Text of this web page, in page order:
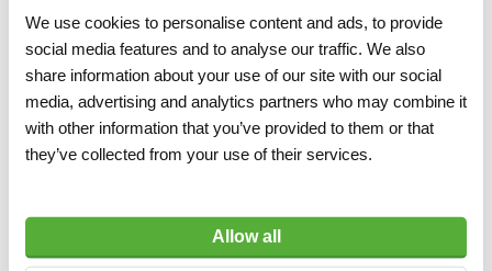
We use cookies to personalise content and ads, to provide
social media features and to analyse our traffic. We also
share information about your use of our site with our social
media, advertising and analytics partners who may combine it
with other information that you’ve provided to them or that
they’ve collected from your use of their services.
Allow all
afschotbereik in zijn klasse. Of wat dacht u van de
Topcon afschotlaser RL-200 2S of RL-SV2S? Net als alle
lasers uit ons assortiment hebben deze Topcon
afschotlasers een zeer hoge meetnauwkeurigheid,
precies zoals u van een laser verwacht!
Complete sets
Een handontvanger en afstandsbediening zijn
onmisbaar bij het gebruik van uw laser. Wij leveren dan